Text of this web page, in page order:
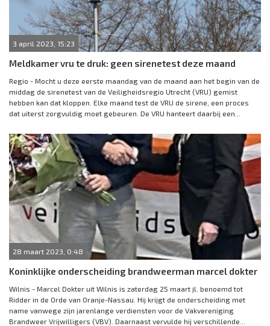
3 april 2023, 15:23
Meldkamer vru te druk: geen sirenetest deze maand
Regio - Mocht u deze eerste maandag van de maand aan het begin van de
middag de sirenetest van de Veiligheidsregio Utrecht (VRU) gemist
hebben kan dat kloppen. Elke maand test de VRU de sirene, een proces
dat uiterst zorgvuldig moet gebeuren. De VRU hanteert daarbij een...
28 maart 2023, 0:48
Koninklijke onderscheiding brandweerman marcel dokter
Wilnis - Marcel Dokter uit Wilnis is zaterdag 25 maart jl. benoemd tot
Ridder in de Orde van Oranje-Nassau. Hij krijgt de onderscheiding met
name vanwege zijn jarenlange verdiensten voor de Vakvereniging
Brandweer Vrijwilligers (VBV). Daarnaast vervulde hij verschillende...